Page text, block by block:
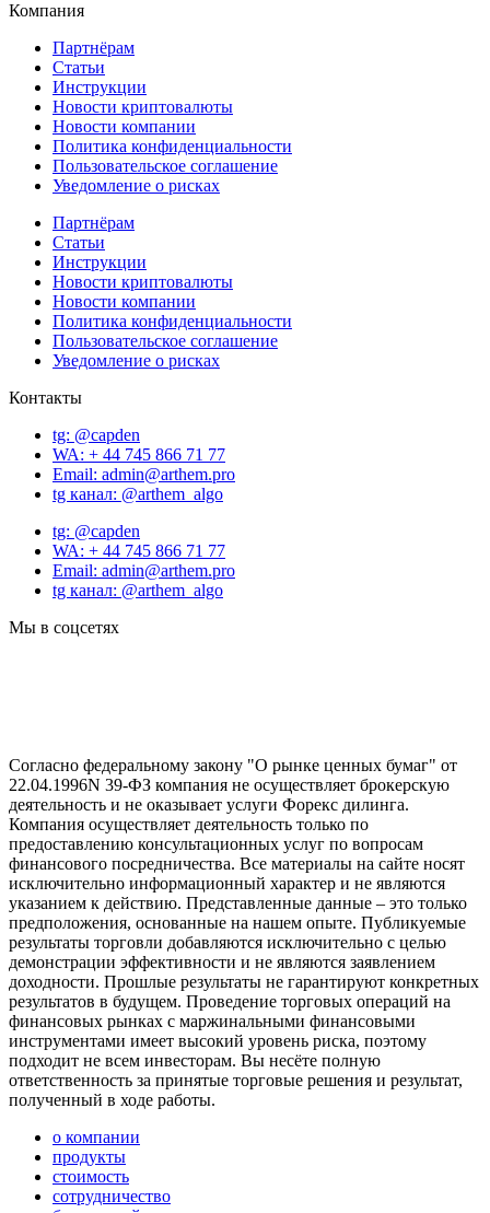
Компания
Партнёрам
Статьи
Инструкции
Новости криптовалюты
Новости компании
Политика конфиденциальности
Пользовательское соглашение
Уведомление о рисках
Партнёрам
Статьи
Инструкции
Новости криптовалюты
Новости компании
Политика конфиденциальности
Пользовательское соглашение
Уведомление о рисках
Контакты
tg: @capden
WA: + 44 745 866 71 77
Email: admin@arthem.pro
tg канал: @arthem_algo
tg: @capden
WA: + 44 745 866 71 77
Email: admin@arthem.pro
tg канал: @arthem_algo
Мы в соцсетях
Согласно федеральному закону "О рынке ценных бумаг" от
22.04.1996N 39-ФЗ компания не осуществляет брокерскую
деятельность и не оказывает услуги Форекс дилинга.
Компания осуществляет деятельность только по
предоставлению консультационных услуг по вопросам
финансового посредничества. Все материалы на сайте носят
исключительно информационный характер и не являются
указанием к действию. Представленные данные – это только
предположения, основанные на нашем опыте. Публикуемые
результаты торговли добавляются исключительно с целью
демонстрации эффективности и не являются заявлением
доходности. Прошлые результаты не гарантируют конкретных
результатов в будущем. Проведение торговых операций на
финансовых рынках с маржинальными финансовыми
инструментами имеет высокий уровень риска, поэтому
подходит не всем инвесторам. Вы несёте полную
ответственность за принятые торговые решения и результат,
полученный в ходе работы.
о компании
продукты
стоимость
сотрудничество